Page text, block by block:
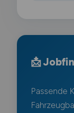
📩
Passende